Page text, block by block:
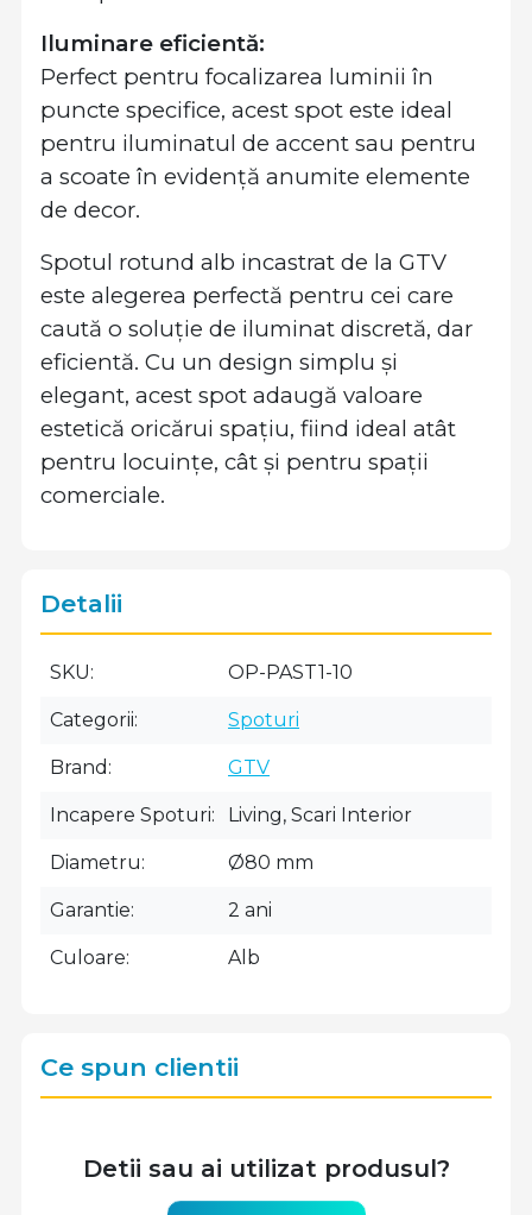
Iluminare eficientă:
Perfect pentru focalizarea luminii în
puncte specifice, acest spot este ideal
pentru iluminatul de accent sau pentru
a scoate în evidență anumite elemente
de decor.
Spotul rotund alb incastrat de la GTV
este alegerea perfectă pentru cei care
caută o soluție de iluminat discretă, dar
eficientă. Cu un design simplu și
elegant, acest spot adaugă valoare
estetică oricărui spațiu, fiind ideal atât
pentru locuințe, cât și pentru spații
comerciale.
Detalii
SKU OP-PAST1-10
Categorii Spoturi
Brand GTV
Incapere Spoturi Living, Scari Interior
Diametru Ø80 mm
Garantie 2 ani
Culoare Alb
Ce spun clientii
Detii sau ai utilizat produsul?